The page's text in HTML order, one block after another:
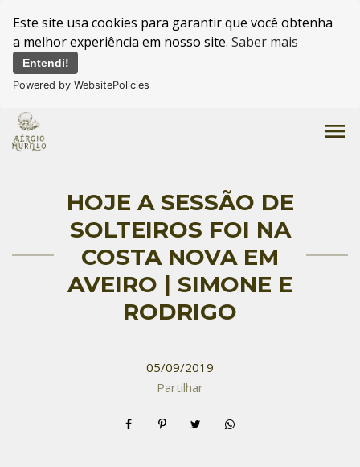
Este site usa cookies para garantir que você obtenha
a melhor experiência em nosso site. Saber mais
Entendi!
Powered by WebsitePolicies
menu
HOJE A SESSÃO DE
SOLTEIROS FOI NA
COSTA NOVA EM
AVEIRO | SIMONE E
RODRIGO
05/09/2019
Partilhar